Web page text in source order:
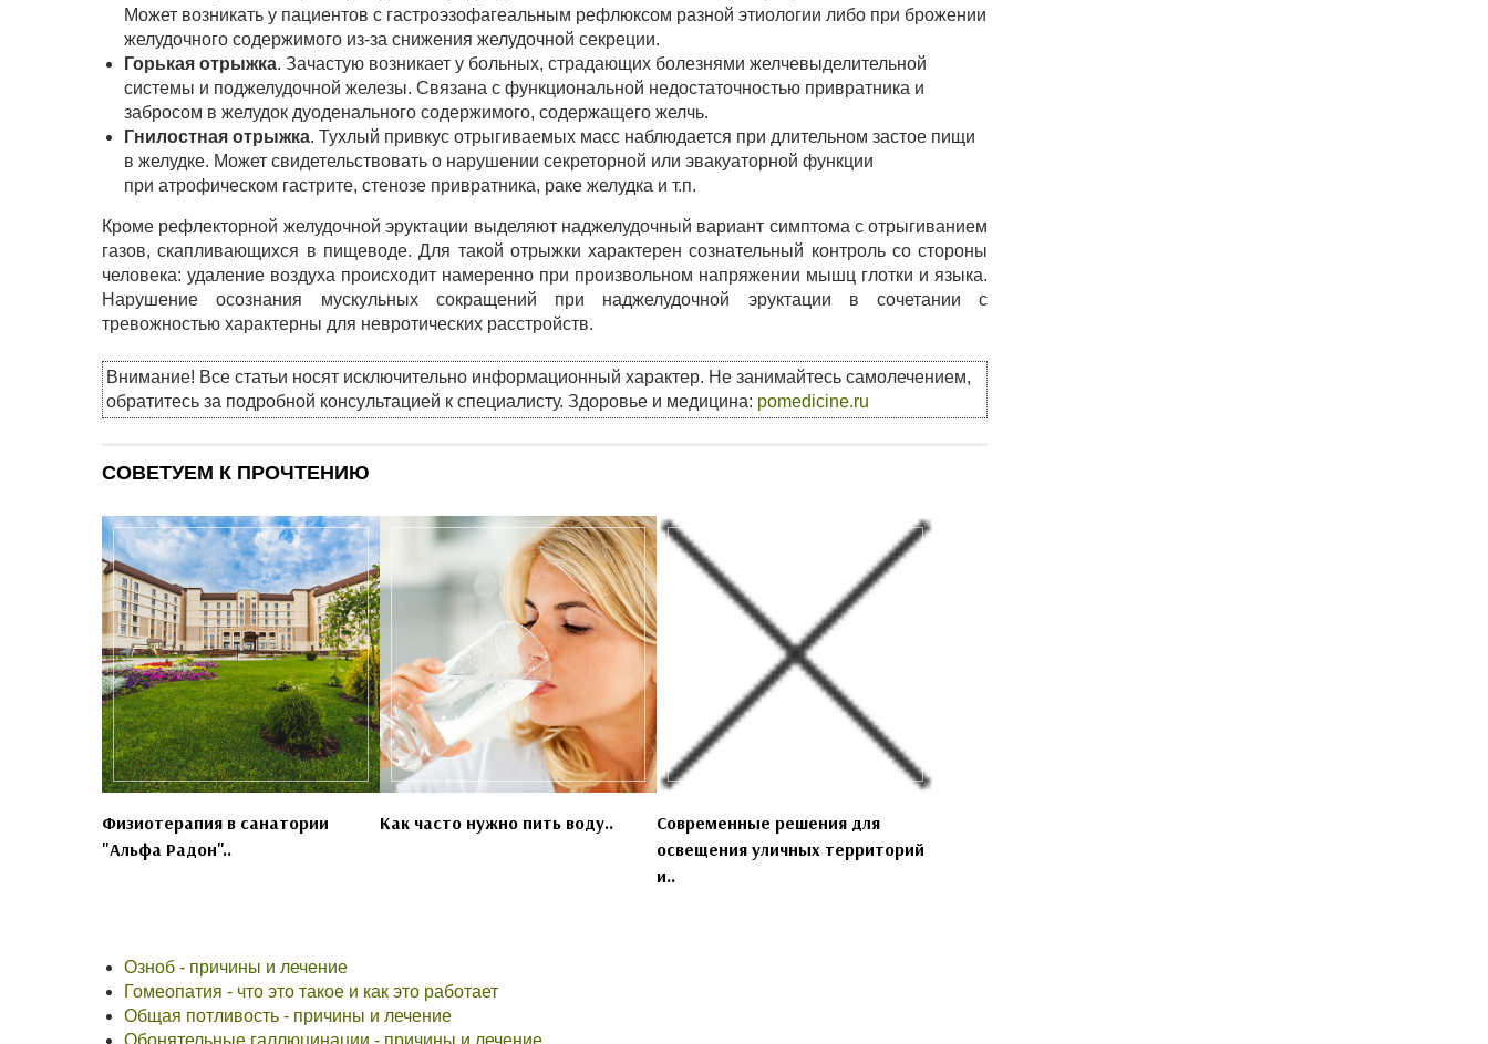
Может возникать у пациентов с гастроэзофагеальным рефлюксом разной этиологии либо при брожении
желудочного содержимого из-за снижения желудочной секреции.
Горькая отрыжка. Зачастую возникает у больных, страдающих болезнями желчевыделительной
системы и поджелудочной железы. Связана с функциональной недостаточностью привратника и
забросом в желудок дуоденального содержимого, содержащего желчь.
Гнилостная отрыжка. Тухлый привкус отрыгиваемых масс наблюдается при длительном застое пищи
в желудке. Может свидетельствовать о нарушении секреторной или эвакуаторной функции
при атрофическом гастрите, стенозе привратника, раке желудка и т.п.
Кроме рефлекторной желудочной эруктации выделяют наджелудочный вариант симптома с отрыгиванием
газов, скапливающихся в пищеводе. Для такой отрыжки характерен сознательный контроль со стороны
человека: удаление воздуха происходит намеренно при произвольном напряжении мышц глотки и языка.
Нарушение осознания мускульных сокращений при наджелудочной эруктации в сочетании с
тревожностью характерны для невротических расстройств.
Внимание! Все статьи носят исключительно информационный характер. Не занимайтесь самолечением,
обратитесь за подробной консультацией к специалисту. Здоровье и медицина: pomedicine.ru
СОВЕТУЕМ К ПРОЧТЕНИЮ
Физиотерапия в санатории
"Альфа Радон"..
Как часто нужно пить воду..
Современные решения для
освещения уличных территорий
и..
Озноб - причины и лечение
Гомеопатия - что это такое и как это работает
Общая потливость - причины и лечение